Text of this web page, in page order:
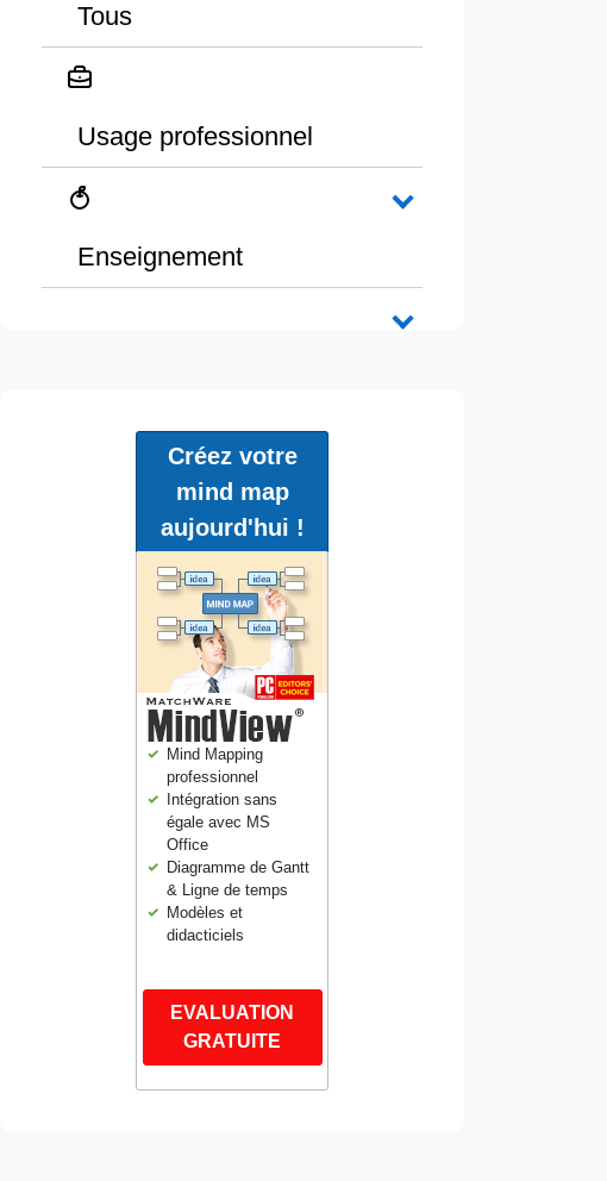
Tous
Usage professionnel
Enseignement
Créez votre
mind map
aujourd'hui !
Mind Mapping
professionnel
Intégration sans
égale avec MS
Office
Diagramme de Gantt
& Ligne de temps
Modèles et
didacticiels
EVALUATION
GRATUITE